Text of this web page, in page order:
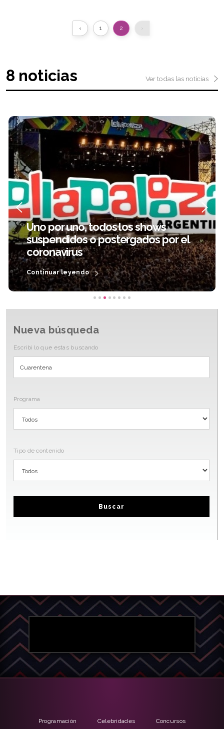
‹ 1 2 ›
8 noticias Ver todas las noticias
Wos, en cuarentena por el
coronavirus y shows cancelados
Continuar leyendo
Nueva búsqueda
Escribi lo que estas buscando
Programa
Tipo de contenido
Buscar
Programación Celebridades Concursos